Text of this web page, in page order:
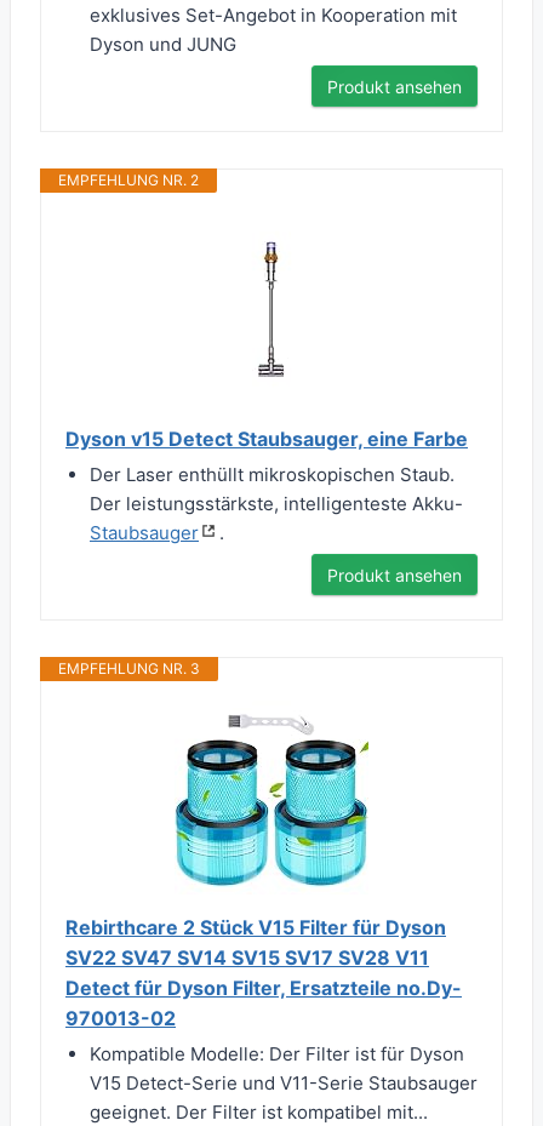
exklusives Set-Angebot in Kooperation mit
Dyson und JUNG
Produkt ansehen
EMPFEHLUNG NR. 2
Dyson v15 Detect Staubsauger, eine Farbe
Der Laser enthüllt mikroskopischen Staub.
Der leistungsstärkste, intelligenteste Akku-
Staubsauger
.
Produkt ansehen
EMPFEHLUNG NR. 3
Rebirthcare 2 Stück V15 Filter für Dyson
SV22 SV47 SV14 SV15 SV17 SV28 V11
Detect für Dyson Filter, Ersatzteile no.Dy-
970013-02
Kompatible Modelle: Der Filter ist für Dyson
V15 Detect-Serie und V11-Serie Staubsauger
geeignet. Der Filter ist kompatibel mit...